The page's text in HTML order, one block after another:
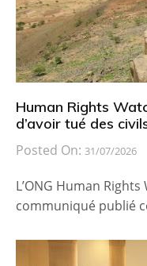
Human Rights
d’avoir tué des
Posted On: 31/07/2026
L’ONG Human
communiqué publié